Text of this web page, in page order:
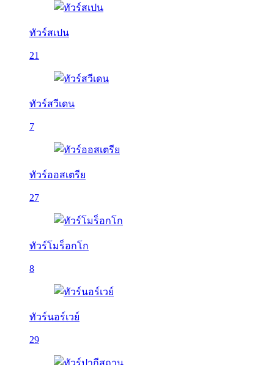
ทัวร์สเปน
21
ทัวร์สวีเดน
7
ทัวร์ออสเตรีย
27
ทัวร์โมร็อกโก
8
ทัวร์นอร์เวย์
29